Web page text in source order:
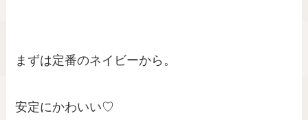
まずは定番のネイビーから。
安定にかわいい♡